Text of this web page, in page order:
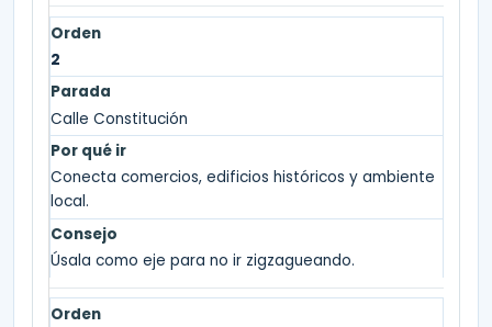
2
Calle Constitución
Conecta comercios, edificios históricos y ambiente
local.
Úsala como eje para no ir zigzagueando.